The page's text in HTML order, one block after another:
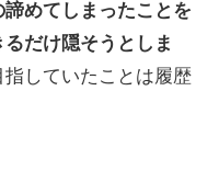
めてしまったことを
だけ隠そうとしま
していたことは履歴